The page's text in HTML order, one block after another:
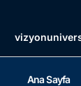
Ana Sayfa